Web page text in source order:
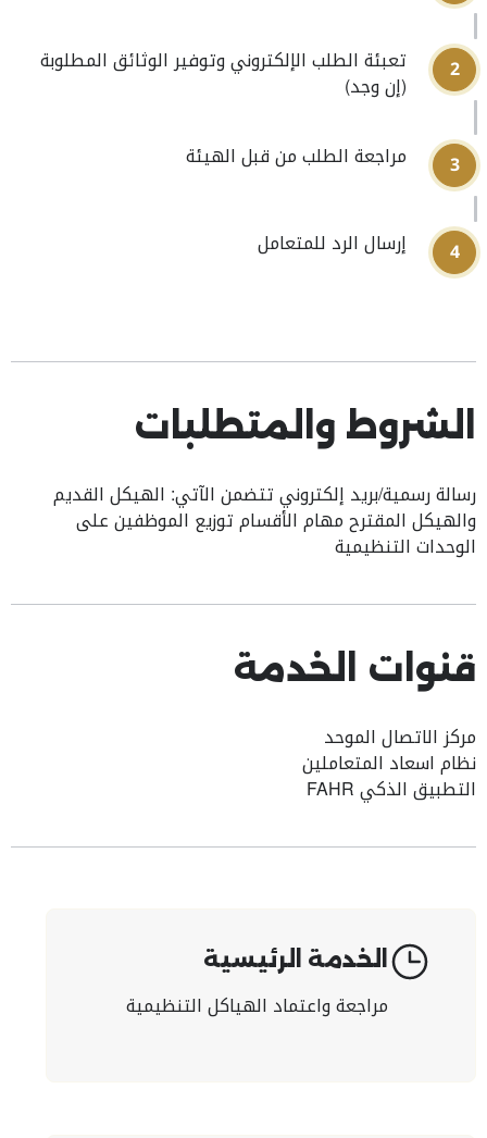
2 تعبئة الطلب الإلكتروني وتوفير الوثائق المطلوبة
(إن وجد)
3 مراجعة الطلب من قبل الهيئة
4 إرسال الرد للمتعامل
الشروط والمتطلبات
رسالة رسمية/بريد إلكتروني تتضمن الآتي: الهيكل القديم
والهيكل المقترح مهام الأقسام توزيع الموظفين على
الوحدات التنظيمية
قنوات الخدمة
مركز الاتصال الموحد
نظام اسعاد المتعاملين
التطبيق الذكي FAHR
الخدمة الرئيسية
مراجعة واعتماد الهياكل التنظيمية